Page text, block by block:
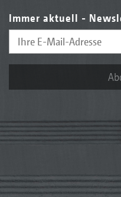
Immer aktuell -